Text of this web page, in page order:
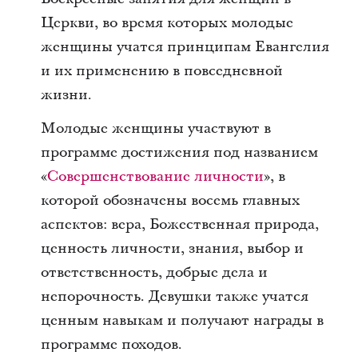
Церкви, во время которых молодые
женщины учатся принципам Евангелия
и их применению в повседневной
жизни.
Молодые женщины участвуют в
программе достижения под названием
«Совершенствование личности», в
которой обозначены восемь главных
аспектов: вера, Божественная природа,
ценность личности, знания, выбор и
ответственность, добрые дела и
непорочность. Девушки также учатся
ценным навыкам и получают награды в
программе походов.